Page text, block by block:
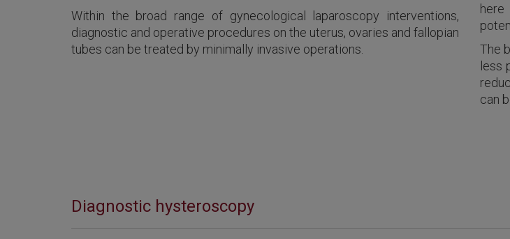
Within the broad range of gynecological laparoscopy interventions,
diagnostic and operative procedures on the uterus, ovaries and fallopian
tubes can be treated by minimally invasive operations.
The
less
can
Diagnostic hysteroscopy